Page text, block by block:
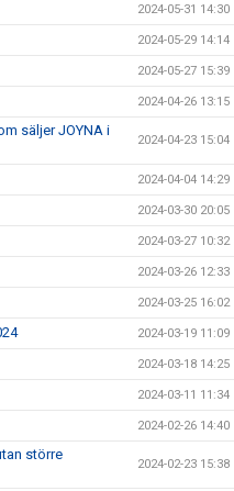
2024-05-31 14:30
2024-05-29 14:14
2024-05-27 15:39
2024-04-26 13:15
säljer JOYNA i
2024-04-23 15:04
2024-04-04 14:29
2024-03-30 20:05
2024-03-27 10:32
2024-03-26 12:33
2024-03-25 16:02
2024-03-19 11:09
2024-03-18 14:25
2024-03-11 11:34
2024-02-26 14:40
större
2024-02-23 15:38